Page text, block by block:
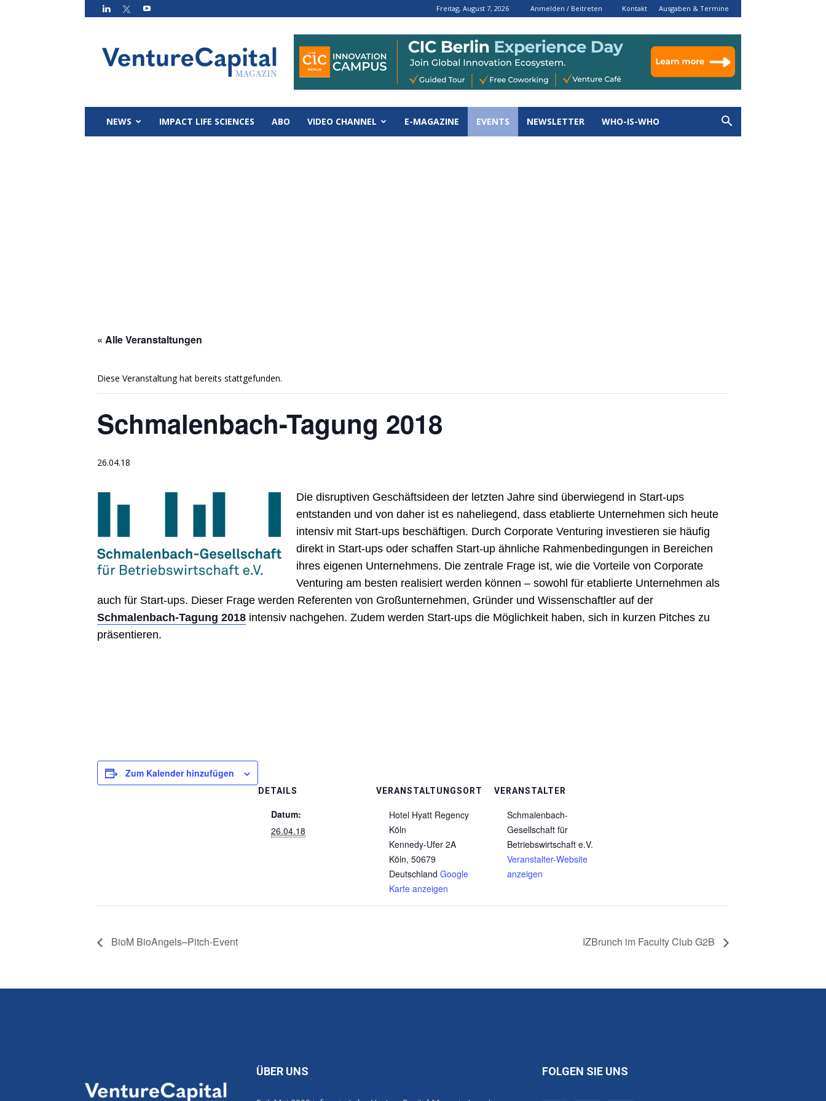
Freitag, August 7, 2026 Anmelden / Beitreten Kontakt Ausgaben & Termine
Magazin
NEWS IMPACT LIFE SCIENCES ABO VIDEO CHANNEL E-MAGAZINE EVENTS NEWSLETTER WHO-IS-WHO
« Alle Veranstaltungen
Diese Veranstaltung hat bereits stattgefunden.
Schmalenbach-Tagung 2018
26.04.18
Die disruptiven Geschäftsideen der letzten Jahre sind überwiegend in Start-ups
entstanden und von daher ist es naheliegend, dass etablierte Unternehmen sich heute
intensiv mit Start-ups beschäftigen. Durch Corporate Venturing investieren sie häufig
direkt in Start-ups oder schaffen Start-up ähnliche Rahmenbedingungen in Bereichen
ihres eigenen Unternehmens. Die zentrale Frage ist, wie die Vorteile von Corporate
Venturing am besten realisiert werden können – sowohl für etablierte Unternehmen als
auch für Start-ups. Dieser Frage werden Referenten von Großunternehmen, Gründer und Wissenschaftler auf der
Schmalenbach-Tagung 2018 intensiv nachgehen. Zudem werden Start-ups die Möglichkeit haben, sich in kurzen Pitches zu
präsentieren.
Zum Kalender hinzufügen
DETAILS
Datum:
26.04.18
VERANSTALTUNGSORT
Hotel Hyatt Regency
Köln
Kennedy-Ufer 2A
Köln, 50679
Deutschland Google
Karte anzeigen
VERANSTALTER
Schmalenbach-
Gesellschaft für
Betriebswirtschaft e.V.
Veranstalter-Website
anzeigen
BioM BioAngels–Pitch-Event IZBrunch im Faculty Club G2B
ÜBER UNS FOLGEN SIE UNS